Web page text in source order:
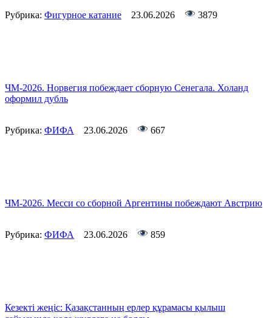
Рубрика: Фигурное катание 23.06.2026 3879
ЧМ-2026. Норвегия побеждает сборную Сенегала. Холанд
оформил дубль
Рубрика: ФИФА 23.06.2026 667
ЧМ-2026. Месси со сборной Аргентины побеждают Австрию
Рубрика: ФИФА 23.06.2026 859
Кезекті жеңіс: Қазақстанның ерлер құрамасы қылыш